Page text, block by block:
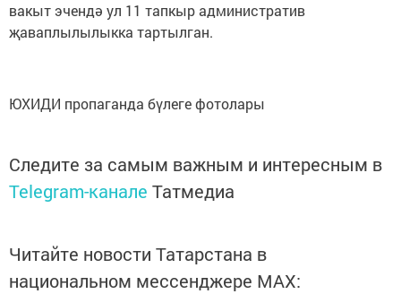
вакыт эчендә ул 11 тапкыр административ
җаваплылылыкка тартылган.
ЮХИДИ пропаганда бүлеге фотолары
Следите за самым важным и интересным в
Telegram-канале Татмедиа
Читайте новости Татарстана в
национальном мессенджере MАХ: